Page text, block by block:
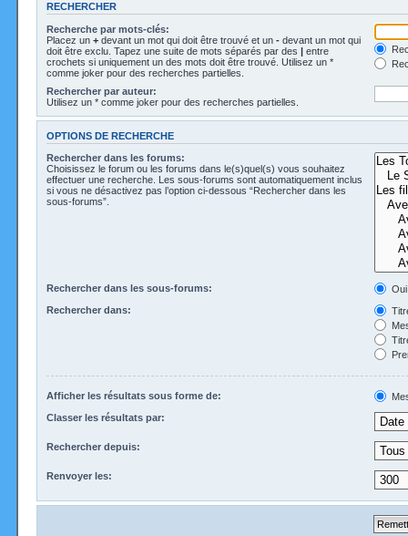
RECHERCHER
Recherche par mots-clés:
Placez un + devant un mot qui doit être trouvé et un - devant un mot qui
doit être exclu. Tapez une suite de mots séparés par des | entre
crochets si uniquement un des mots doit être trouvé. Utilisez un *
comme joker pour des recherches partielles.
Rechercher par auteur:
Utilisez un * comme joker pour des recherches partielles.
OPTIONS DE RECHERCHE
Rechercher dans les forums:
Choisissez le forum ou les forums dans le(s)quel(s) vous souhaitez
effectuer une recherche. Les sous-forums sont automatiquement inclus
si vous ne désactivez pas l’option ci-dessous “Rechercher dans les
sous-forums”.
Rechercher dans les sous-forums:
Oui
Rechercher dans:
Afficher les résultats sous forme de:
Classer les résultats par:
Rechercher depuis:
Renvoyer les: